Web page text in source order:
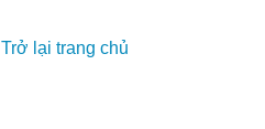
Trở lại trang chủ